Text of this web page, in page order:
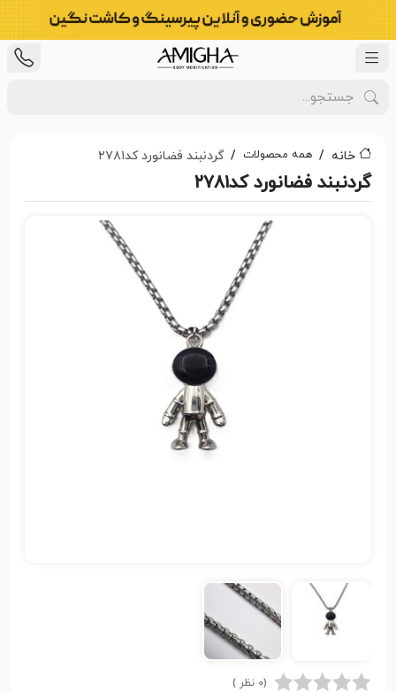
خانه همه محصولات گردنبند فضانورد کد۲۷۸۱
گردنبند فضانورد کد۲۷۸۱
(0 نظر )